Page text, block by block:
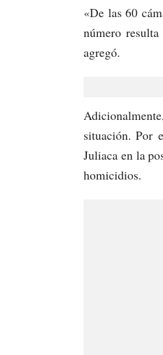
«De las 60
número
agregó.
situación. Por
Juliaca en la
homicidios.